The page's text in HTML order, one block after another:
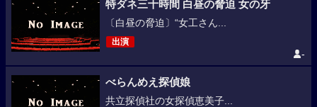
特ダネ三十時間 白昼の脅迫 女の牙
〔白昼の脅迫〕“女工さん...
出演
-
べらんめえ探偵娘
共立探偵社の女探偵恵美子...